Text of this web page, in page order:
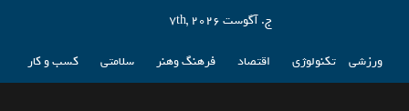
ج. آگوست 7th, 2026
ورزشی تکنولوژی اقتصاد فرهنگ وهنر سلامتی کسب و کار